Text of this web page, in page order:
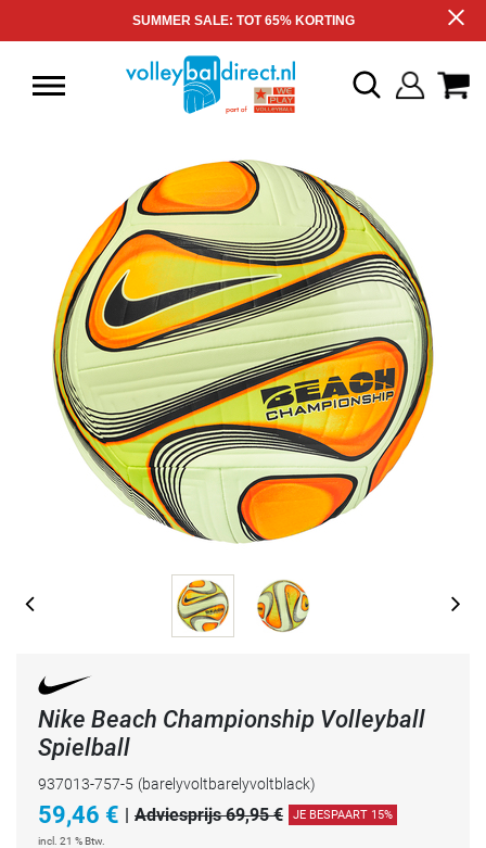
SUMMER SALE: TOT 65% KORTING
Nike Beach Championship Volleyball
Spielball
937013-757-5 (barelyvoltbarelyvoltblack)
59,46 € | Adviesprijs 69,95 € JE BESPAART 15%
incl. 21 % Btw.